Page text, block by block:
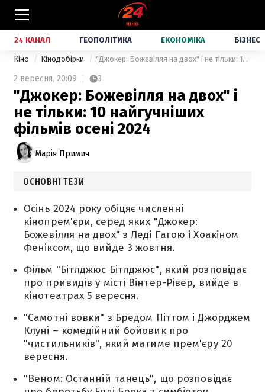
24 КАНАЛ ГЕОПОЛІТИКА ЕКОНОМІКА БІЗНЕС
Кіно Кінодобірки "Джокер: Божевілля на двох" і не тільки: 10 найгучніших фільмів осені 2024
2 вересня, 20:09 3
"Джокер: Божевілля на двох" і
не тільки: 10 найгучніших
фільмів осені 2024
Марія Примич
ОСНОВНІ ТЕЗИ
Осінь 2024 року обіцяє численні
кінопрем'єри, серед яких "Джокер:
Божевілля на двох" з Леді Гагою і Хоакіном
Феніксом, що вийде 3 жовтня.
Фільм "Бітлджюс Бітлджюс", який розповідає
про привидів у місті Вінтер-Рівер, вийде в
кінотеатрах 5 вересня.
"Самотні вовки" з Бредом Піттом і Джорджем
Клуні – комедійний бойовик про
"чистильників", який матиме прем'єру 20
вересня.
"Веном: Останній танець", що розповідає